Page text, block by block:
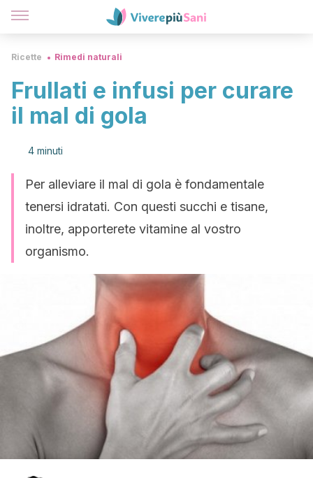
Ricette Rimedi naturali
Frullati e infusi per curare
il mal di gola
4 minuti
Per alleviare il mal di gola è fondamentale
tenersi idratati. Con questi succhi e tisane,
inoltre, apporterete vitamine al vostro
organismo.